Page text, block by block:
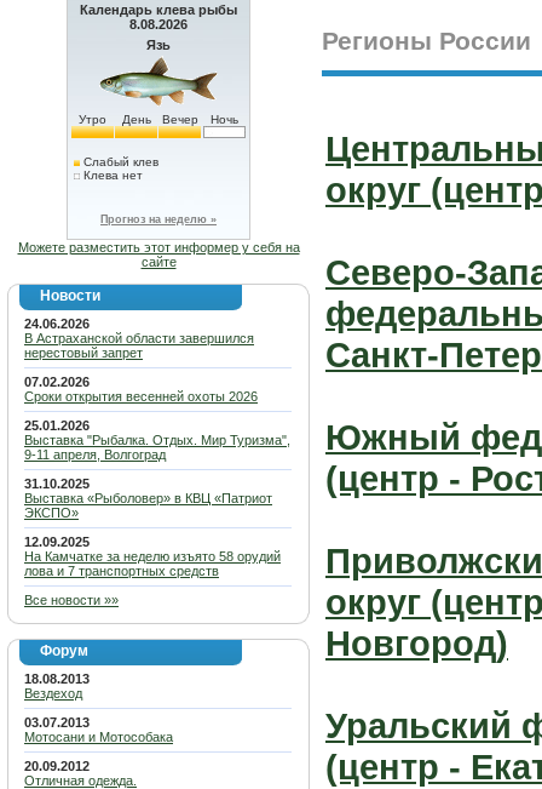
Календарь клева рыбы
8.08.2026
Язь
Утро День Вечер Ночь
Слабый клев
Клева нет
Прогноз на неделю »
Можете разместить этот информер у себя на
сайте
Новости
24.06.2026
В Астраханской области завершился
нерестовый запрет
07.02.2026
Сроки открытия весенней охоты 2026
25.01.2026
Выставка "Рыбалка. Отдых. Мир Туризма",
9-11 апреля, Волгоград
31.10.2025
Выставка «Рыболовер» в КВЦ «Патриот
ЭКСПО»
12.09.2025
На Камчатке за неделю изъято 58 орудий
лова и 7 транспортных средств
Все новости »»
Форум
18.08.2013
Вездеход
03.07.2013
Мотосани и Мотособака
20.09.2012
Отличная одежда.
Регионы России
округ
Северо-
Санкт-
Южный
(центр -
округ
Новгород)
Уральский
(центр -